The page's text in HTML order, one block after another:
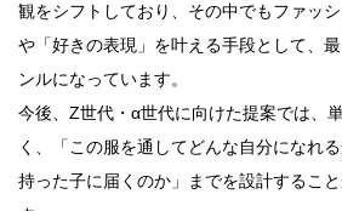
観をシフトしており、その中でもファッシ
や「好きの表現」を叶える手段として、
ンルになっています。
今後、Z世代・α世代に向けた提案では、
く、「この服を通してどんな自分になれ
持った子に届くのか」までを設計するこ